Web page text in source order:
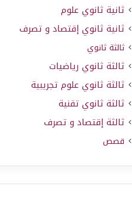
ثانية ثانوي علوم
ثانية ثانوي إقتصاد و تصرف
ثالثة ثانوي
ثالثة ثانوي رياضيات
ثالثة ثانوي علوم تجريبية
ثالثة ثانوي تقنية
ثالثة إقتصاد و تصرف
قصص